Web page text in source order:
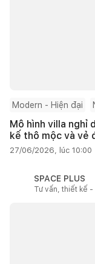
Modern - Hiện đại
Mô hình villa nghỉ
kế thô mộc và vẻ
27/06/2026, lúc 10:00
SPACE PLUS
Tư vấn, thiết kế -